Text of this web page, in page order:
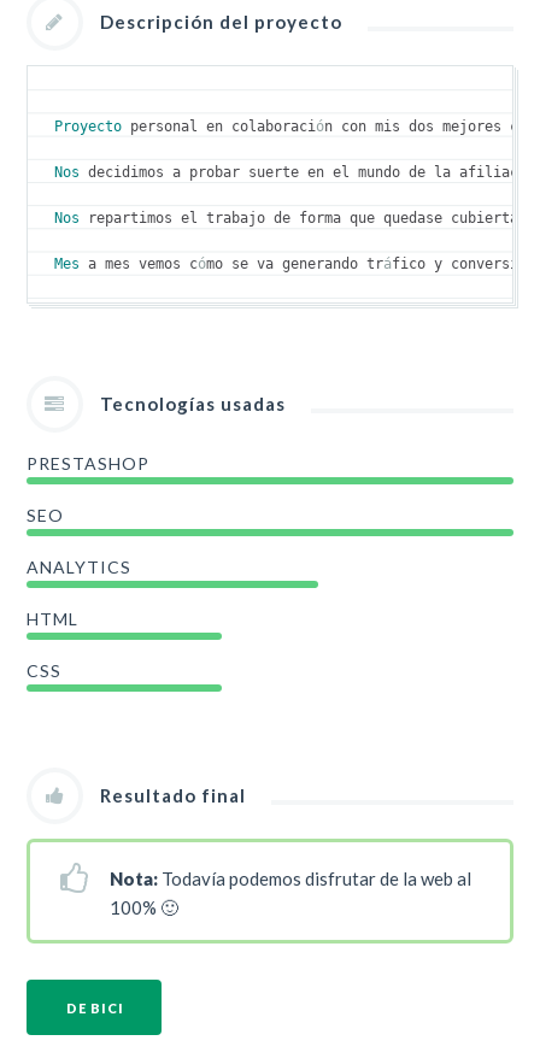
Descripción del proyecto
Proyecto personal en colaboración con mis dos mejores
Nos decidimos a probar suerte en el mundo de la afiliaci
Nos repartimos el trabajo de forma que quedase cubierta
Mes a mes vemos cómo se va generando tráfico y
Tecnologías usadas
PRESTASHOP
SEO
ANALYTICS
HTML
CSS
Resultado final
Nota: Todavía podemos disfrutar de la web al
100% 🙂
DE BICI